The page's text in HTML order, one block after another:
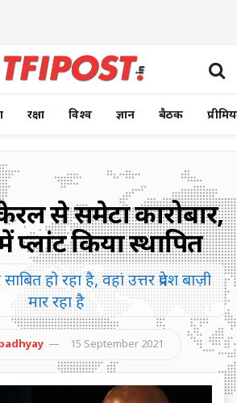
रक्षा विश्व ज्ञान बैठक
से समेटा कारोबार,
में प्लांट किया स्थापित
हो रहा है, वहां उत्तर प्रदेश बाज़ी
मार रहा है
15 September 2021